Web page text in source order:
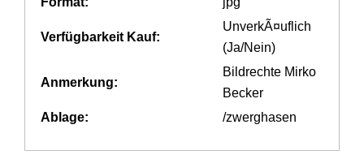
Verfügbarkeit Kauf:
UnverkÃ¤uflich
(Ja/Nein)
Anmerkung:
Bildrechte Mirko
Becker
Ablage:
/zwerghasen